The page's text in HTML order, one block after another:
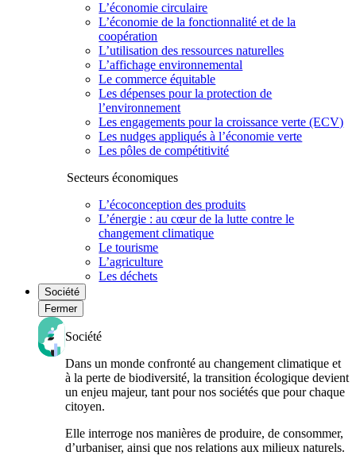
L’économie circulaire
L’économie de la fonctionnalité et de la
coopération
L’utilisation des ressources naturelles
L’affichage environnemental
Le commerce équitable
Les dépenses pour la protection de
l’environnement
Les engagements pour la croissance verte (ECV)
Les nudges appliqués à l’économie verte
Les pôles de compétitivité
Secteurs économiques
L’écoconception des produits
L’énergie : au cœur de la lutte contre le
changement climatique
Le tourisme
L’agriculture
Les déchets
Société
Fermer
Société
Dans un monde confronté au changement climatique et
à la perte de biodiversité, la transition écologique devient
un enjeu majeur, tant pour nos sociétés que pour chaque
citoyen.
Elle interroge nos manières de produire, de consommer,
d’urbaniser, ainsi que nos relations aux milieux naturels.